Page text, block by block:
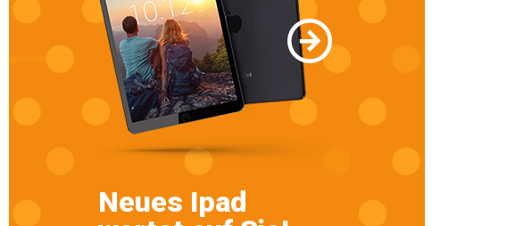
Neues Ipad